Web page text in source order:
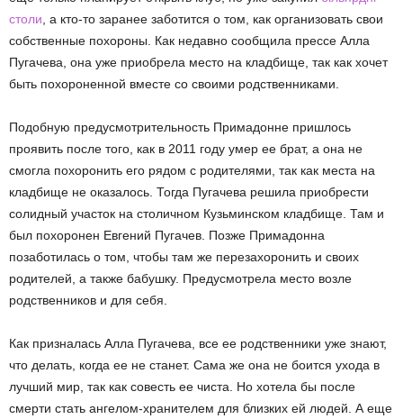
столи , а кто-то заранее заботится о том, как организовать свои
собственные похороны. Как недавно сообщила прессе Алла
Пугачева, она уже приобрела место на кладбище, так как хочет
быть похороненной вместе со своими родственниками.
Подобную предусмотрительность Примадонне пришлось
проявить после того, как в 2011 году умер ее брат, а она не
смогла похоронить его рядом с родителями, так как места на
кладбище не оказалось. Тогда Пугачева решила приобрести
солидный участок на столичном Кузьминском кладбище. Там и
был похоронен Евгений Пугачев. Позже Примадонна
позаботилась о том, чтобы там же перезахоронить и своих
родителей, а также бабушку. Предусмотрела место возле
родственников и для себя.
Как призналась Алла Пугачева, все ее родственники уже знают,
что делать, когда ее не станет. Сама же она не боится ухода в
лучший мир, так как совесть ее чиста. Но хотела бы после
смерти стать ангелом-хранителем для близких ей людей. А еще